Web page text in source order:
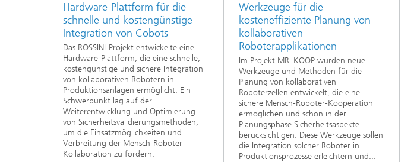
Hardware-Plattform für die
schnelle und kostengünstige
Integration von Cobots
Das ROSSINI-Projekt entwickelte eine
Hardware-Plattform, die eine schnelle,
kostengünstige und sichere Integration
von kollaborativen Robotern in
Produktionsanlagen ermöglicht. Ein
Schwerpunkt lag auf der
Weiterentwicklung und Optimierung
von Sicherheitsvalidierungsmethoden,
um die Einsatzmöglichkeiten und
Verbreitung der Mensch-Roboter-
Kollaboration zu fördern.
Werkzeuge für die
kosteneffiziente Planung von
kollaborativen
Roboterapplikationen
Im Projekt MR_KOOP wurden neue
Werkzeuge und Methoden für die
Planung von kollaborativen
Roboterzellen entwickelt, die eine
sichere Mensch-Roboter-Kooperation
ermöglichen und schon in der
Planungsphase Sicherheitsaspekte
berücksichtigen. Diese Werkzeuge sollen
die Integration solcher Roboter in
Produktionsprozesse erleichtern und...